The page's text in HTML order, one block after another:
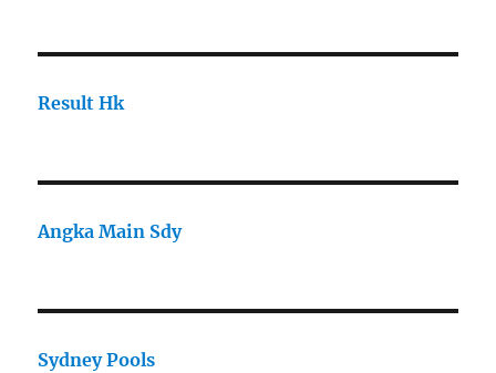
Result Hk
Angka Main Sdy
Sydney Pools